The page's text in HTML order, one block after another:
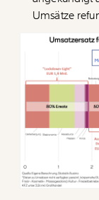
Umsätze